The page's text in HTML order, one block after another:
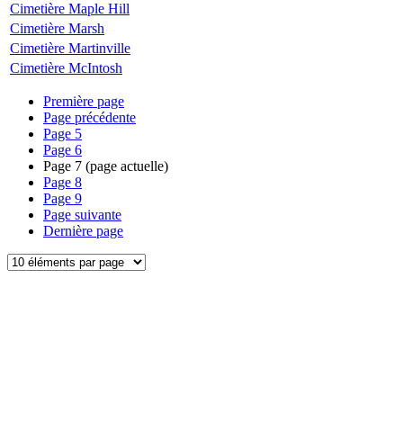
Cimetière Maple Hill
Cimetière Marsh
Cimetière Martinville
Cimetière McIntosh
Première page
Page précédente
Page 5
Page 6
Page 7 (page actuelle)
Page 8
Page 9
Page suivante
Dernière page